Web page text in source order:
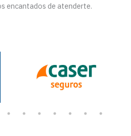
encantados de atenderte.